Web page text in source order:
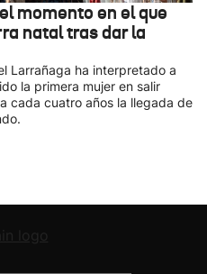
momento en el que
natal tras dar la
Larrañaga ha interpretado a
la primera mujer en salir
cada cuatro años la llegada de